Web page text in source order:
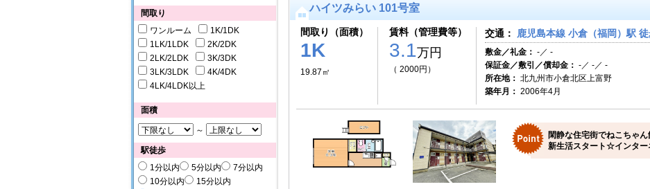
間取り
ワンルーム
1K/1DK
1LK/1LDK
2K/2DK
2LK/2LDK
3K/3DK
3LK/3LDK
4K/4DK
4LK/4LDK以上
面積
～
駅徒歩
1分以内
5分以内
7分以内
10分以内
15分以内
ハイツみらい 101号室
間取り（面積）
1K
19.87㎡
賃料（管理費等）
3.1万円
（ 2000円）
交通： 鹿児島本線 小倉（福岡）駅
敷金／礼金： -／ -
保証金／敷引／償却金： -／ -／ -
所在地： 北九州市小倉北区上富野
築年月： 2006年4月
閑静な住宅街でねこちゃ
新生活スタート☆インタ